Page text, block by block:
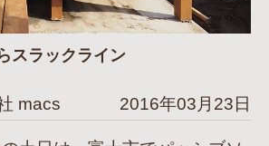
スラックライン
macs 2016年03月23日